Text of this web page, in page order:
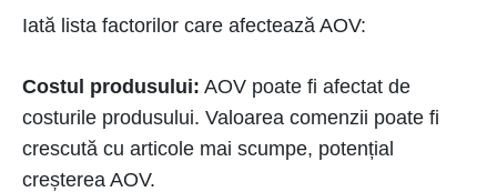
Iată lista factorilor care afectează AOV:
Costul produsului: AOV poate fi afectat de
costurile produsului. Valoarea comenzii poate fi
crescută cu articole mai scumpe, potențial
creșterea AOV.